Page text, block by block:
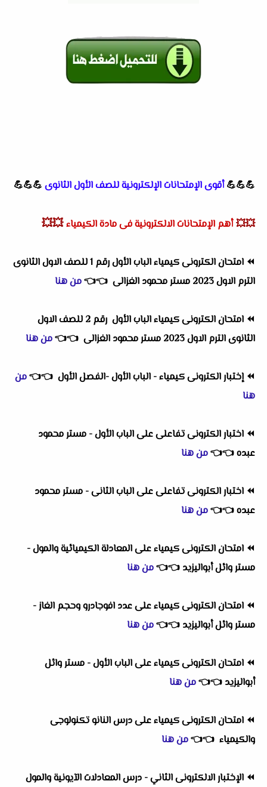
💪💪💪أقوى الإمتحانات الإلكترونية للصف الأول الثانوى 💪💪💪
💥💥 أهم الإمتحانات الالكترونية فى مادة الكيمياء 💥💥
⏪
امتحان الكترونى كيمياء الباب الأول رقم 1 للصف الاول الثانوى
الترم الاول 2023 مستر محمود الغزالى
👈
👈من هنا
⏪
امتحان الكترونى كيمياء الباب الأول رقم 2 للصف الاول
الثانوى الترم الاول 2023 مستر محمود الغزالى
👈
👈من هنا
⏪إختبار الكترونى كيمياء - الباب الأول -الفصل الأول 👈
👈من
هنا
⏪ اختبار الكترونى تفاعلى على الباب الأول - مستر محمود
عبده👈
👈من هنا
⏪ اختبار الكترونى تفاعلى على الباب الثانى - مستر محمود
عبده👈
👈من هنا
⏪ امتحان الكترونى كيمياء على المعادلة الكيميائية والمول -
مستر وائل أبواليزيد 👈
👈من هنا
⏪ امتحان الكترونى كيمياء على عدد افوجادرو وحجم الغاز -
مستر وائل أبواليزيد 👈
👈من هنا
⏪ امتحان الكترونى كيمياء على الباب الأول - مستر وائل
أبواليزيد 👈
👈من هنا
⏪ امتحان الكترونى كيمياء على درس النانو تكنولوجى
والكيمياء 👈
👈من هنا
⏪ الإختبار الالكترونى الثاني - درس المعادلات الآيونية والمول